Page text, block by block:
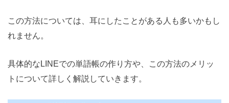
この方法については、耳にしたことがある人も多いかもし
れません。
具体的なLINEでの単語帳の作り方や、この方法のメリッ
トについて詳しく解説していきます。